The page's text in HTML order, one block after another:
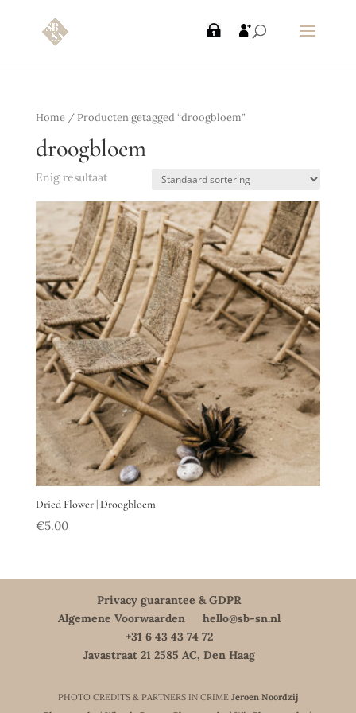
Home/ Producten getagged “droogbloem”
droogbloem
Enig resultaat
Dried Flower | Droogbloem
€5.00
Privacy guarantee & GDPR
Algemene Voorwaarden
hello@sb-sn.nl
+31 6 43 43 74 72
Javastraat 21 2585 AC, Den Haag
PHOTO CREDITS & PARTNERS IN CRIME Jeroen Noordzij